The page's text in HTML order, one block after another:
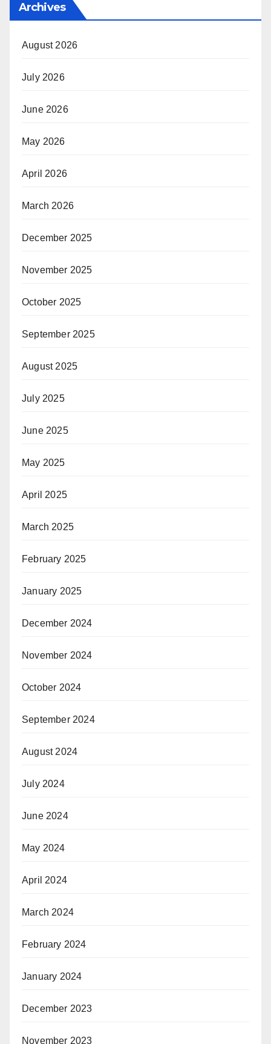
Archives
August 2026
July 2026
June 2026
May 2026
April 2026
March 2026
December 2025
November 2025
October 2025
September 2025
August 2025
July 2025
June 2025
May 2025
April 2025
March 2025
February 2025
January 2025
December 2024
November 2024
October 2024
September 2024
August 2024
July 2024
June 2024
May 2024
April 2024
March 2024
February 2024
January 2024
December 2023
November 2023